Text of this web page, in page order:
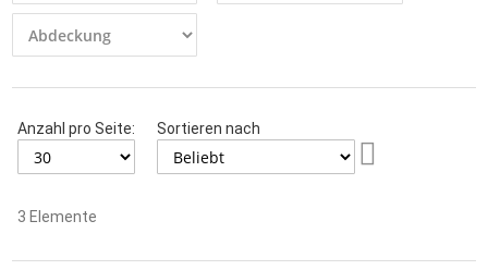
Anzahl pro Seite:
Sortieren nach
3 Elemente